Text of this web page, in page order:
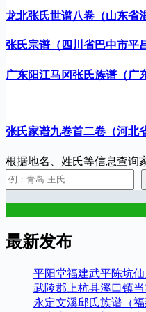
龙北张氏世谱八卷（山东省
张氏宗谱（四川省巴中市平
广东阳江马冈张氏族谱（广
张氏家谱九卷首二卷（河北
根据地名、姓氏等信息查询
最新发布
平阳堂福建武平陈坑
武陵郡上杭县溪口镇
永定文溪邱氏族谱（